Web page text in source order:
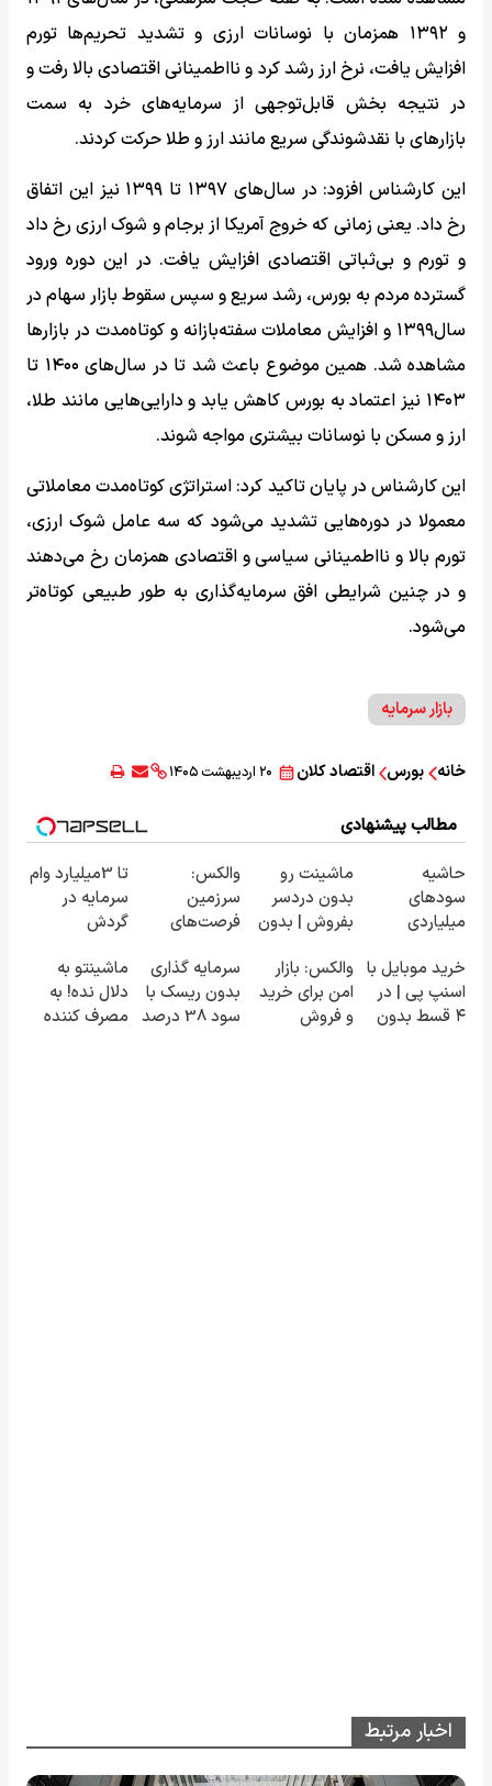
و ۱۳۹۲ همزمان با نوسانات ارزی و تشدید تحریم‌ها تورم
افزایش یافت، نرخ ارز رشد کرد و نااطمینانی اقتصادی بالا رفت و
در نتیجه بخش قابل‌توجهی از سرمایه‌های خرد به سمت
بازارهای با نقدشوندگی سریع مانند ارز و طلا حرکت کردند.
این کارشناس افزود: در سال‌های ۱۳۹۷ تا ۱۳۹۹ نیز این اتفاق
رخ داد. یعنی زمانی که خروج آمریکا از برجام و شوک ارزی رخ داد
و تورم و بی‌ثباتی اقتصادی افزایش یافت. در این دوره ورود
گسترده مردم به بورس، رشد سریع و سپس سقوط بازار سهام در
سال۱۳۹۹ و افزایش معاملات سفته‌بازانه و کوتاه‌مدت در بازارها
مشاهده شد. همین موضوع باعث شد تا در سال‌های ۱۴۰۰ تا
۱۴۰۳ نیز اعتماد به بورس کاهش یابد و دارایی‌هایی مانند طلا،
ارز و مسکن با نوسانات بیشتری مواجه شوند.
این کارشناس در پایان تاکید کرد: استراتژی کوتاه‌مدت معاملاتی
معمولا در دوره‌هایی تشدید می‌شود که سه عامل شوک ارزی،
تورم بالا و نااطمینانی سیاسی و اقتصادی همزمان رخ می‌دهند
و در چنین شرایطی افق سرمایه‌گذاری به طور طبیعی کوتاه‌تر
می‌شود.
بازار سرمایه
خانه بورس اقتصاد کلان ۲۰ اردیبهشت ۱۴۰۵
مطالب پیشنهادی
حاشیه
سودهای
میلیاردی
مناقصات VIP
با اشتراکات
ایران تندر
ماشینت رو
بدون دردسر
بفروش | بدون
والکس:
سرزمین
فرصت‌های
دیجیتال شما
تا 3میلیارد وام
سرمایه در
گردش
فروشگاهت رو
ثبت کن
خرید موبایل با
اسنپ پی | در
۴ قسط بدون
والکس: بازار
امن برای خرید
و فروش
سرمایه گذاری
بدون ریسک با
سود 38 درصد
ماشینتو به
دلال نده! به
مصرف کننده
اخبار مرتبط